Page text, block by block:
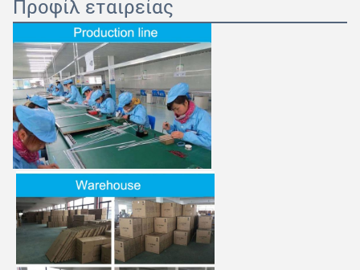
Προφίλ εταιρείας